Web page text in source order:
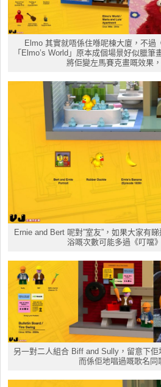
Elmo 其實就唔係住喺呢棟大廈，不過
「Elmo’s World」原本成個場景好似臘
將佢變左馬賽克畫嘅效果
Ernie and Bert 呢對”室友”，如果大家有
浴嘅次數可能多過《叮噹
另一對二人組合 Biff and Sully，留意下佢
而係佢地唱過嘅歌名同